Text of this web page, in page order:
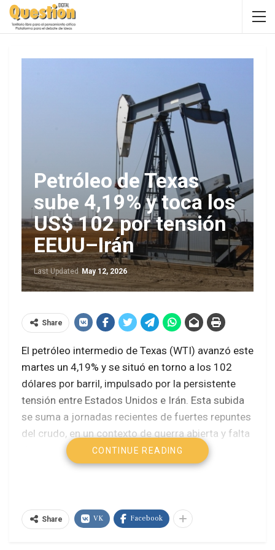
Petróleo de Texas
sube 4,19% y toca los
US$ 102 por tensión
EEUU–Irán
Last Updated May 12, 2026
Share
El petróleo intermedio de Texas (WTI) avanzó este
martes un 4,19% y se situó en torno a los 102
dólares por barril, impulsado por la persistente
tensión entre Estados Unidos e Irán. Esta subida
se suma a jornadas recientes de fuertes repuntes
del crudo, en un contexto de guerra abierta y falta
de avances en las negociaciones diplomáticas
entre ambos países.
próximos meses recogen la percepción de un
mercado cada vez más preocupado por la
CONTINUE READING
Share VK Facebook